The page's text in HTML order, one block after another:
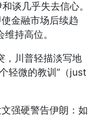
谈几乎失去信心。
金融市场后续趋
持高位。
，川普轻描淡写地
轻微的教训”（just
强硬警告伊朗：如